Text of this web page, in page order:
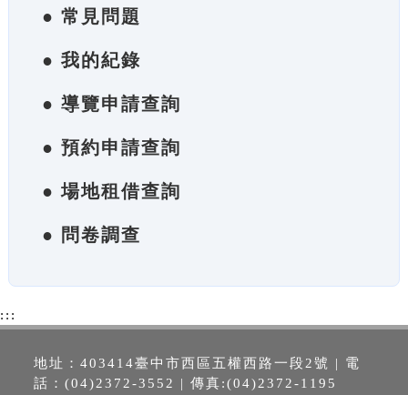
● 常見問題
● 我的紀錄
● 導覽申請查詢
● 預約申請查詢
● 場地租借查詢
● 問卷調查
:::
地址：403414臺中市西區五權西路一段2號 | 電
話：(04)2372-3552 | 傳真:(04)2372-1195